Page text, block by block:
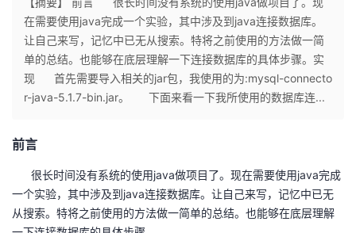
个
人
主
页
我
的
开
发
在需要使用java完成一个实验，其中涉及到java连接数据库。
让自己来写，记忆中已无从搜索。特将之前使用的方法做一简
单的总结。也能够在底层理解一下连接数据库的具体步骤。实
现 首先需要导入相关的jar包，我使用的为:mysql-connecto
r-java-5.1.7-bin.jar。 下面来看一下我所使用的数据库连...
前言
很长时间没有系统的使用java做项目了。现在需要使用java完成
一个实验，其中涉及到java连接数据库。让自己来写，记忆中已无
从搜索。特将之前使用的方法做一简单的总结。也能够在底层理解